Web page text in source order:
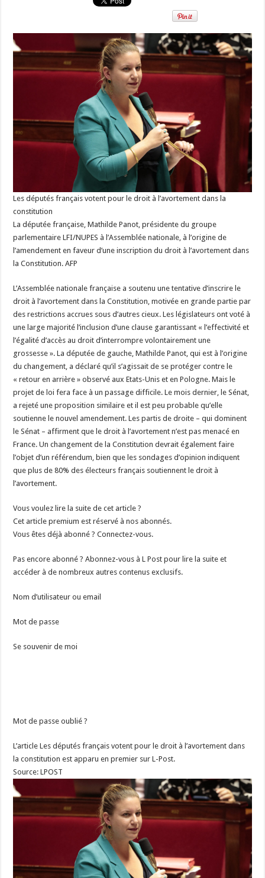
Les députés français votent pour le droit à l’avortement dans la
constitution
La députée française, Mathilde Panot, présidente du groupe
parlementaire LFI/NUPES à l’Assemblée nationale, à l’origine de
l’amendement en faveur d’une inscription du droit à l’avortement dans
la Constitution. AFP
L’Assemblée nationale française a soutenu une tentative d’inscrire le
droit à l’avortement dans la Constitution, motivée en grande partie par
des restrictions accrues sous d’autres cieux. Les législateurs ont voté à
une large majorité l’inclusion d’une clause garantissant « l’effectivité et
l’égalité d’accès au droit d’interrompre volontairement une
grossesse ». La députée de gauche, Mathilde Panot, qui est à l’origine
du changement, a déclaré qu’il s’agissait de se protéger contre le
« retour en arrière » observé aux Etats-Unis et en Pologne. Mais le
projet de loi fera face à un passage difficile. Le mois dernier, le Sénat,
a rejeté une proposition similaire et il est peu probable qu’elle
soutienne le nouvel amendement. Les partis de droite – qui dominent
le Sénat – affirment que le droit à l’avortement n’est pas menacé en
France. Un changement de la Constitution devrait également faire
l’objet d’un référendum, bien que les sondages d’opinion indiquent
que plus de 80% des électeurs français soutiennent le droit à
l’avortement.
Vous voulez lire la suite de cet article ?
Cet article premium est réservé à nos abonnés.
Vous êtes déjà abonné ? Connectez-vous.
Pas encore abonné ? Abonnez-vous à L Post pour lire la suite et
accéder à de nombreux autres contenus exclusifs.
Nom d’utilisateur ou email
Mot de passe
Se souvenir de moi
Mot de passe oublié ?
L’article Les députés français votent pour le droit à l’avortement dans
la constitution est apparu en premier sur L-Post.
Source: LPOST